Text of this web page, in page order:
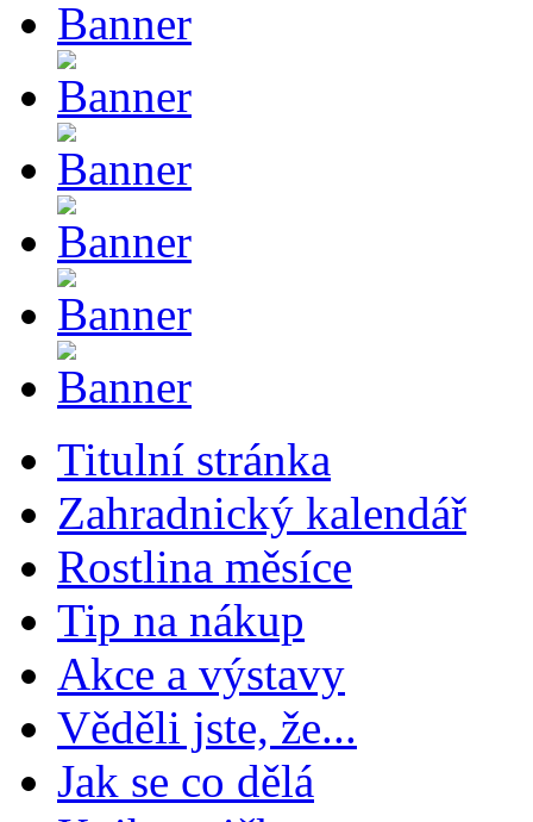
Titulní stránka
Zahradnický kalendář
Rostlina měsíce
Tip na nákup
Akce a výstavy
Věděli jste, že...
Jak se co dělá